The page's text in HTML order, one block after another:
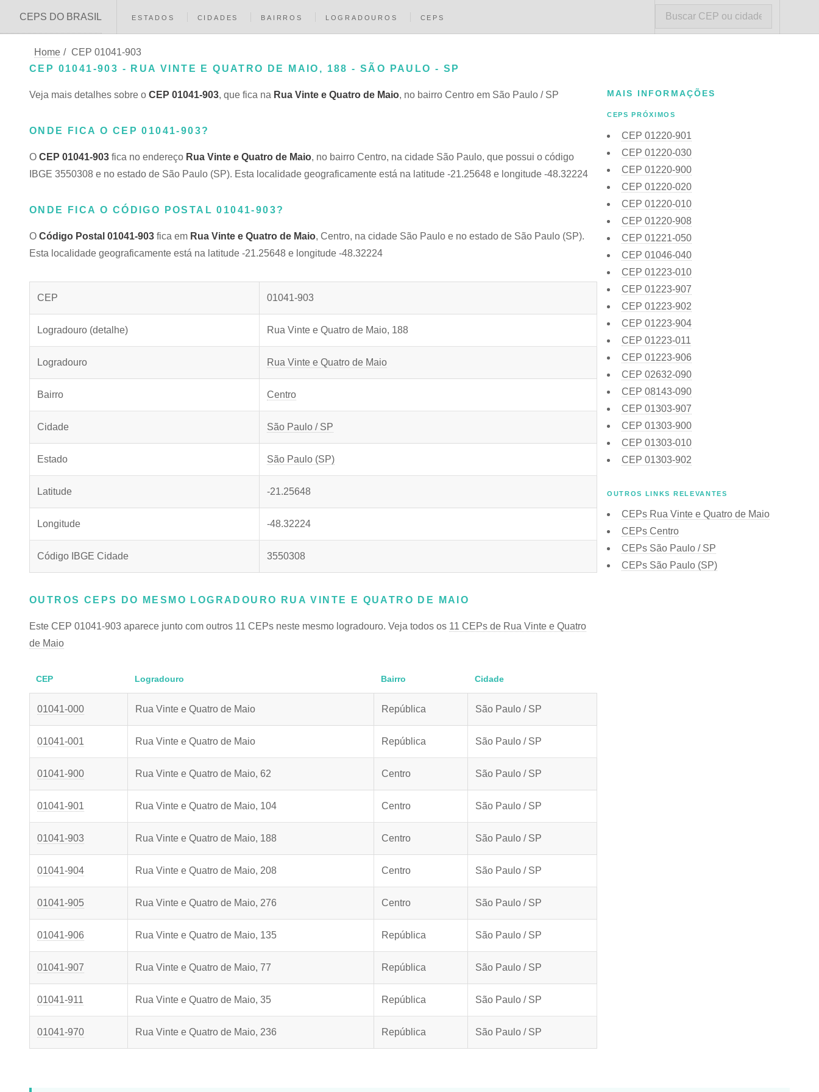
CEPS DO BRASIL ESTADOS CIDADES BAIRROS LOGRADOUROS CEPS
Home / CEP 01041-903
CEP 01041-903 - RUA VINTE E QUATRO DE MAIO, 188 - SÃO PAULO - SP
Veja mais detalhes sobre o CEP 01041-903, que fica na Rua Vinte e Quatro de Maio, no bairro Centro em São Paulo / SP
ONDE FICA O CEP 01041-903?
O CEP 01041-903 fica no endereço Rua Vinte e Quatro de Maio, no bairro Centro, na cidade São Paulo, que possui o código
IBGE 3550308 e no estado de São Paulo (SP). Esta localidade geograficamente está na latitude -21.25648 e longitude -48.32224
ONDE FICA O CÓDIGO POSTAL 01041-903?
O Código Postal 01041-903 fica em Rua Vinte e Quatro de Maio, Centro, na cidade São Paulo e no estado de São Paulo (SP).
Esta localidade geograficamente está na latitude -21.25648 e longitude -48.32224
CEP 01041-903
Logradouro (detalhe) Rua Vinte e Quatro de Maio, 188
Logradouro Rua Vinte e Quatro de Maio
Bairro Centro
Cidade São Paulo / SP
Estado São Paulo (SP)
Latitude -21.25648
Longitude -48.32224
Código IBGE Cidade 3550308
OUTROS CEPS DO MESMO LOGRADOURO RUA VINTE E QUATRO DE MAIO
Este CEP 01041-903 aparece junto com outros 11 CEPs neste mesmo logradouro. Veja todos os 11 CEPs de Rua Vinte e Quatro
de Maio
CEP Logradouro Bairro Cidade
01041-000 Rua Vinte e Quatro de Maio República São Paulo / SP
01041-001 Rua Vinte e Quatro de Maio República São Paulo / SP
01041-900 Rua Vinte e Quatro de Maio, 62 Centro São Paulo / SP
01041-901 Rua Vinte e Quatro de Maio, 104 Centro São Paulo / SP
01041-903 Rua Vinte e Quatro de Maio, 188 Centro São Paulo / SP
01041-904 Rua Vinte e Quatro de Maio, 208 Centro São Paulo / SP
01041-905 Rua Vinte e Quatro de Maio, 276 Centro São Paulo / SP
01041-906 Rua Vinte e Quatro de Maio, 135 República São Paulo / SP
01041-907 Rua Vinte e Quatro de Maio, 77 República São Paulo / SP
01041-911 Rua Vinte e Quatro de Maio, 35 República São Paulo / SP
01041-970 Rua Vinte e Quatro de Maio, 236 República São Paulo / SP
MAIS INFORMAÇÕES
CEPS PRÓXIMOS
CEP 01220-901
CEP 01220-030
CEP 01220-900
CEP 01220-020
CEP 01220-010
CEP 01220-908
CEP 01221-050
CEP 01046-040
CEP 01223-010
CEP 01223-907
CEP 01223-902
CEP 01223-904
CEP 01223-011
CEP 01223-906
CEP 02632-090
CEP 08143-090
CEP 01303-907
CEP 01303-900
CEP 01303-010
CEP 01303-902
OUTROS LINKS RELEVANTES
CEPs Rua Vinte e Quatro de Maio
CEPs Centro
CEPs São Paulo / SP
CEPs São Paulo (SP)